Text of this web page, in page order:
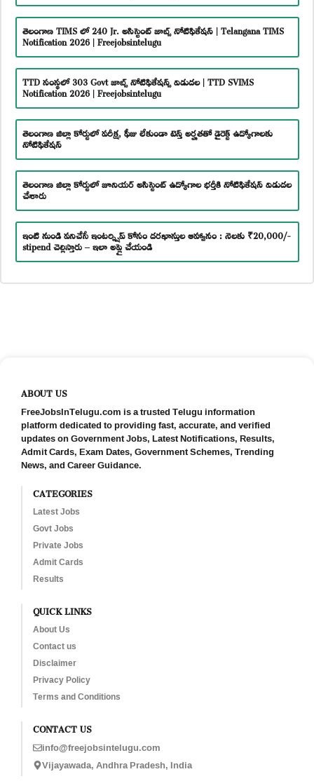
తెలంగాణ TIMS లో 240 Jr. అసిస్టెంట్ జాబ్స్ నోటిఫికేషన్ | Telangana TIMS
Notification 2026 | Freejobsintelugu
TTD సంస్థలో 303 Govt జాబ్స్ నోటిఫికేషన్స్ విడుదల | TTD SVIMS
Notification 2026 | Freejobsintelugu
తెలంగాణ జిల్లా కోర్టులో పరీక్ష, ఫీజు లేకుండా టెన్త్ అర్హతతో డైరెక్ట్ ఉద్యోగాలకు
నోటిఫికేషన్
తెలంగాణ జిల్లా కోర్టులో జూనియర్ అసిస్టెంట్ ఉద్యోగాల భర్తీకి నోటిఫికేషన్ విడుదల
చేశారు
ఇంటి నుండి పనిచేసే ఇంటర్న్షిప్ కోసం దరఖాస్తుల ఆహ్వానం : నెలకు ₹20,000/-
stipend చెల్లిస్తారు – ఇలా అప్లై చేయండి
ABOUT US
FreeJobsInTelugu.com is a trusted Telugu information
platform dedicated to providing fast, accurate, and verified
updates on Government Jobs, Latest Notifications, Results,
Admit Cards, Exam Dates, Government Schemes, Trending
News, and Career Guidance.
CATEGORIES
Latest Jobs
Govt Jobs
Private Jobs
Admit Cards
Results
QUICK LINKS
About Us
Contact us
Disclaimer
Privacy Policy
Terms and Conditions
CONTACT US
info@freejobsintelugu.com
Vijayawada, Andhra Pradesh, India